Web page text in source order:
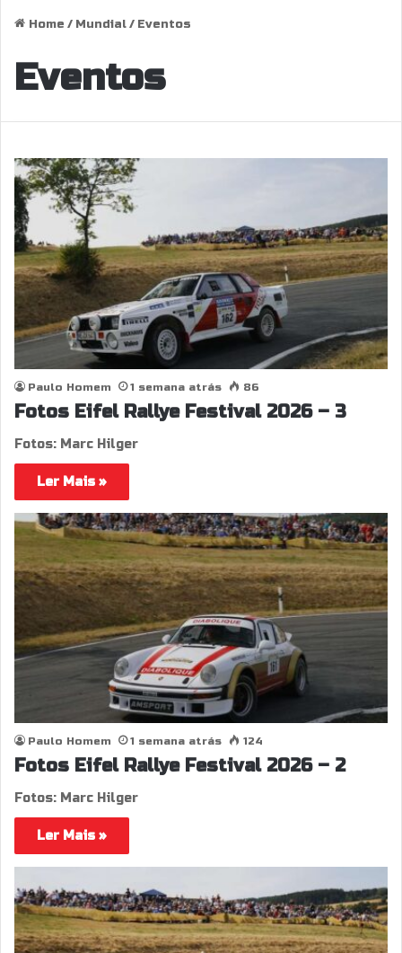
Home / Mundial/ Eventos
Eventos
Paulo Homem 1 semana atrás 86
Fotos Eifel Rallye Festival 2026 – 3
Fotos: Marc Hilger
Ler Mais »
Paulo Homem 1 semana atrás 124
Fotos Eifel Rallye Festival 2026 – 2
Fotos: Marc Hilger
Ler Mais »